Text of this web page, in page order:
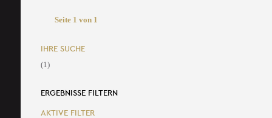
Seite 1 von 1
IHRE SUCHE
(1)
ERGEBNISSE FILTERN
AKTIVE FILTER